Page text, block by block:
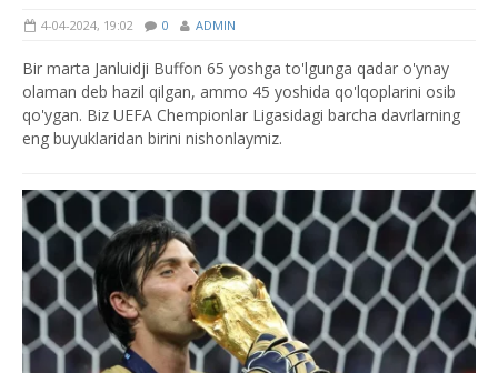
4-04-2024, 19:02 0 ADMIN
Bir marta Janluidji Buffon 65 yoshga to'lgunga qadar o'ynay
olaman deb hazil qilgan, ammo 45 yoshida qo'lqoplarini osib
qo'ygan. Biz UEFA Chempionlar Ligasidagi barcha davrlarning
eng buyuklaridan birini nishonlaymiz.